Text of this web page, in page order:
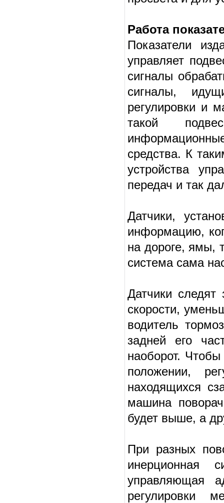
Работа
Показатели
управляет
сигналы
сигналы,
регулировки и
такой
средства. К
устройства
передач и так
Датчики,
информацию,
на дороге, ямы,
система сама
Датчики следят
скорости,
водитель
задней его
наоборот.
положении,
находящихся
машина
будет выше, а
При разных
инерционная
управляющая
регулировки